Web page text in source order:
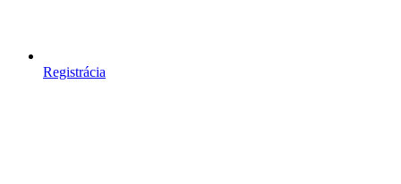
Registrácia